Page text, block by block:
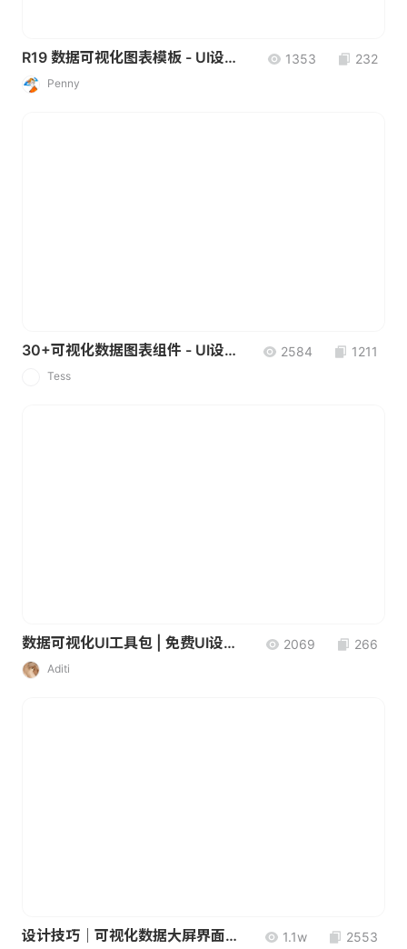
R19 数据可视化图表模板 - UI设计素材 1353 232
Penny
30+可视化数据图表组件 - UI设计素材 2584 1211
Tess
数据可视化UI工具包 | 免费UI设计素材 2069 266
Aditi
设计技巧｜可视化数据大屏界面视觉设计 1.1w 2553